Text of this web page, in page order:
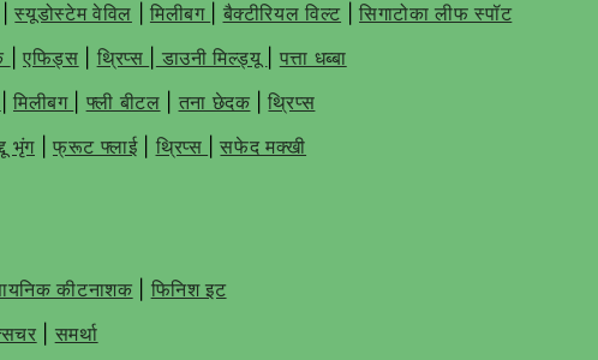
|स्यूडोस्टेम वेविल मिलीबग बैक्टीरियल विल्ट |सिगाटोका लीफ स्पॉट
एफिड्स थ्रिप्स डाउनी मिल्ड्यू
पत्ता धब्बा
मिलीबग फ्ली बीटल तना छेदक |थ्रिप्स
भृंग| फ्रूट फ्लाई| थ्रिप्स |सफेद मक्खी
कीटनाशक
फिनिश इट
समर्था